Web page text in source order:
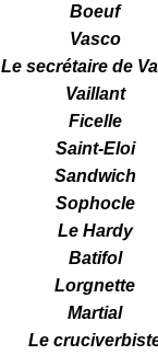
Boeuf
Vasco
Le secrétaire de
Vaillant
Ficelle
Saint-Eloi
Sandwich
Sophocle
Le Hardy
Batifol
Lorgnette
Martial
Le